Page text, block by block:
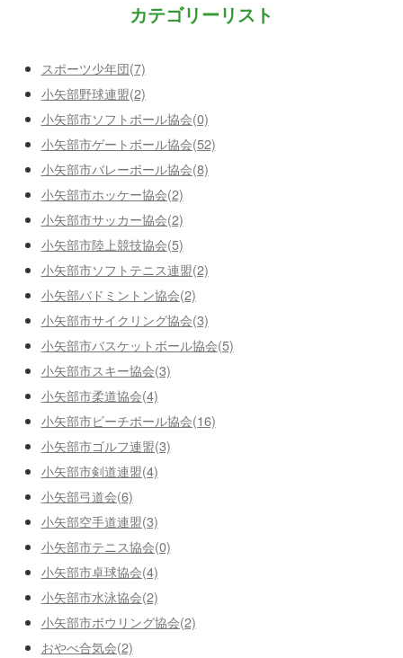
カテゴリーリスト
スポーツ少年団(7)
小矢部野球連盟(2)
小矢部市ソフトボール協会(0)
小矢部市ゲートボール協会(52)
小矢部市バレーボール協会(8)
小矢部市ホッケー協会(2)
小矢部市サッカー協会(2)
小矢部市陸上競技協会(5)
小矢部市ソフトテニス連盟(2)
小矢部バドミントン協会(2)
小矢部市サイクリング協会(3)
小矢部市バスケットボール協会(5)
小矢部市スキー協会(3)
小矢部市柔道協会(4)
小矢部市ビーチボール協会(16)
小矢部市ゴルフ連盟(3)
小矢部市剣道連盟(4)
小矢部弓道会(6)
小矢部空手道連盟(3)
小矢部市テニス協会(0)
小矢部市卓球協会(4)
小矢部市水泳協会(2)
小矢部市ボウリング協会(2)
おやべ合気会(2)